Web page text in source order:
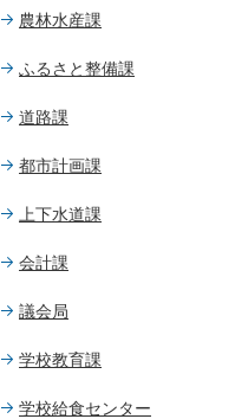
農林水産課
ふるさと整備課
道路課
都市計画課
上下水道課
会計課
議会局
学校教育課
学校給食センター